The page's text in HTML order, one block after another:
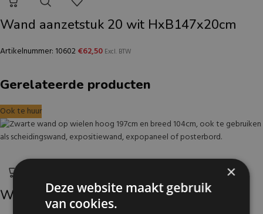
Wand aanzetstuk 20 wit HxB147x20cm
Artikelnummer: 10602€62,50 Excl. BTW
Gerelateerde producten
Ook te huur
Wand zwart op wielen HxB197x104cm
×
Deze website maakt gebruik
van cookies.